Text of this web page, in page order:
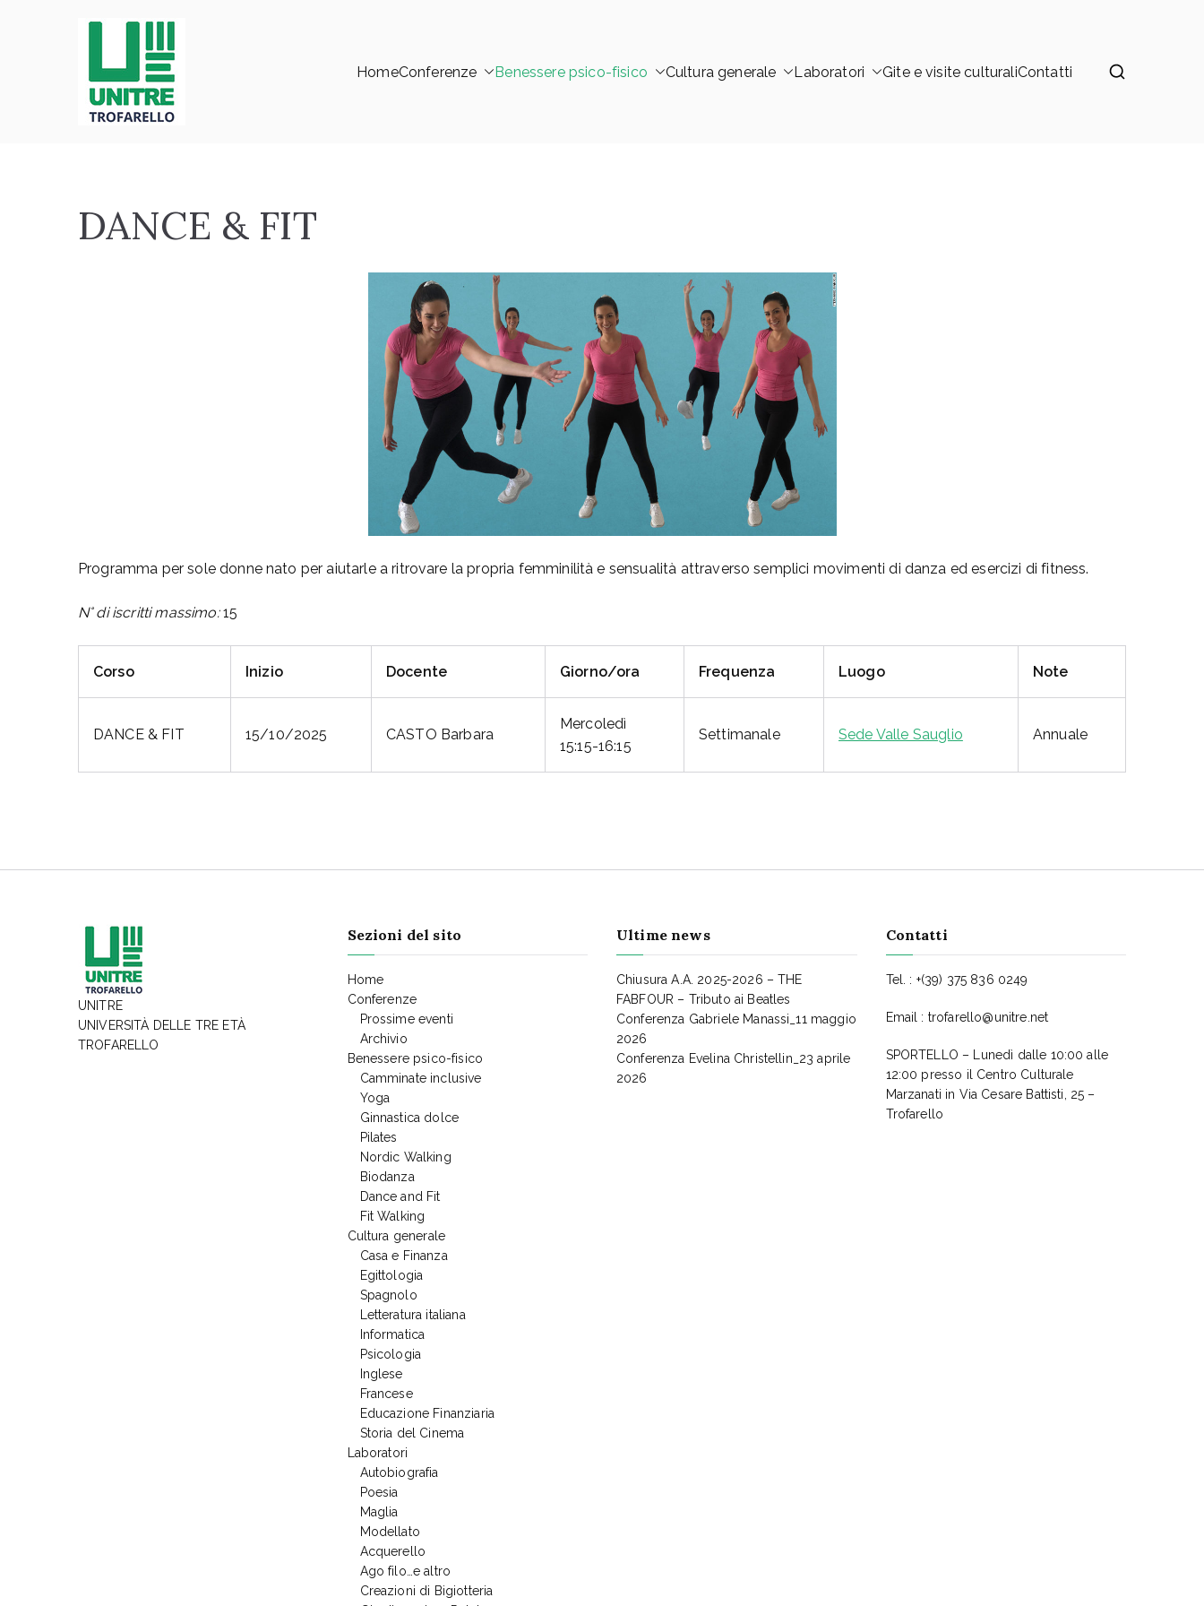
HomeConferenze Benessere psico-fisico Cultura generale Laboratori Gite e visite culturaliContatti
DANCE & FIT
Programma per sole donne nato per aiutarle a ritrovare la propria femminilità e sensualità attraverso semplici movimenti di danza ed esercizi di fitness.
N° di iscritti massimo:15
Corso Inizio Docente Giorno/ora Frequenza Luogo Note
DANCE & FIT 15/10/2025 CASTO Barbara
Mercoledì
15:15-16:15
Settimanale Sede Valle Sauglio Annuale
UNITRE
UNIVERSITÀ DELLE TRE ETÀ
TROFARELLO
Sezioni del sito
Home
Conferenze
Prossime eventi
Archivio
Benessere psico-fisico
Camminate inclusive
Yoga
Ginnastica dolce
Pilates
Nordic Walking
Biodanza
Dance and Fit
Fit Walking
Cultura generale
Casa e Finanza
Egittologia
Spagnolo
Letteratura italiana
Informatica
Psicologia
Inglese
Francese
Educazione Finanziaria
Storia del Cinema
Laboratori
Autobiografia
Poesia
Maglia
Modellato
Acquerello
Ago filo…e altro
Creazioni di Bigiotteria
Ultime news
Chiusura A.A. 2025-2026 – THE
FABFOUR – Tributo ai Beatles
Conferenza Gabriele Manassi_11 maggio
2026
Conferenza Evelina Christellin_23 aprile
2026
Contatti
Tel. : +(39) 375 836 0249
Email : trofarello@unitre.net
SPORTELLO – Lunedì dalle 10:00 alle
12:00 presso il Centro Culturale
Marzanati in Via Cesare Battisti, 25 –
Trofarello